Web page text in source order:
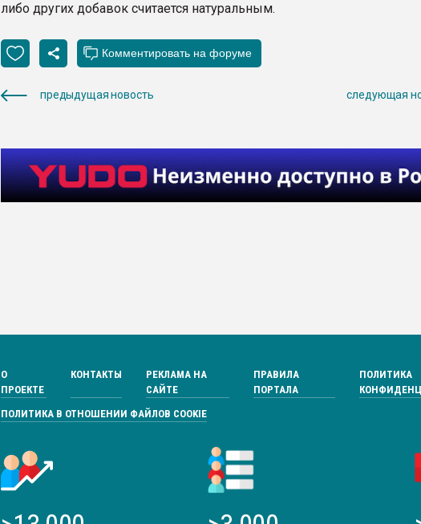
либо других добавок считается натуральным.
предыдущая новость следующая
О
ПРОЕКТЕ
КОНТАКТЫ
РЕКЛАМА НА
САЙТЕ
ПРАВИЛА
ПОРТАЛА
ПОЛИТИКА
ПОЛИТИКА В ОТНОШЕНИИ ФАЙЛОВ COOKIE